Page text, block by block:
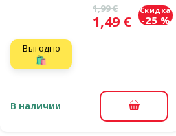
Исходная цена
1,99 €
Цена
1,49 €
Скидка
-25 %
Выгодно
🛍️
В наличии В